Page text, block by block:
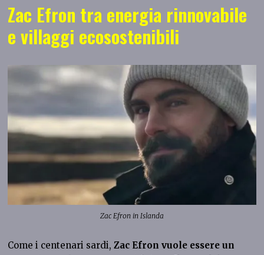
Zac Efron tra energia rinnovabile
e villaggi ecosostenibili
Zac Efron in Islanda
Come i centenari sardi,Zac Efron vuole essere un